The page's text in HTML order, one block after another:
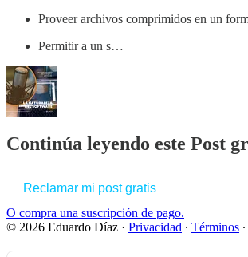
Proveer archivos comprimidos en un
Permitir a un s…
Continúa leyendo este Post
Reclamar mi post gratis
O compra una suscripción de pago.
© 2026 Eduardo Díaz · Privacidad ∙ Términos ∙